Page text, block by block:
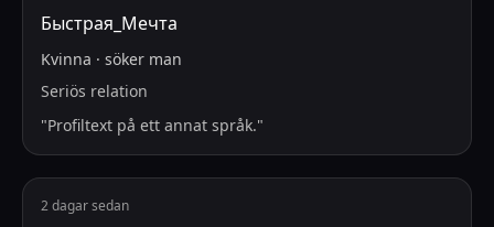
Быстрая_Мечта
Kvinna · söker man
Seriös relation
"Profiltext på ett annat språk."
2 dagar sedan